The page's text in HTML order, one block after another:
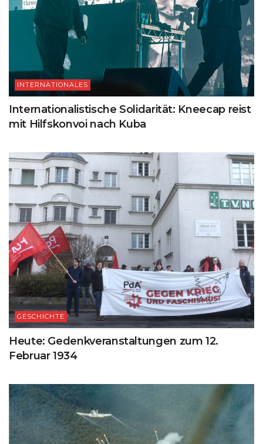
INTERNATIONALES
Internationalistische Solidarität: Kneecap reist
mit Hilfskonvoi nach Kuba
GESCHICHTE
Heute: Gedenkveranstaltungen zum 12.
Februar 1934